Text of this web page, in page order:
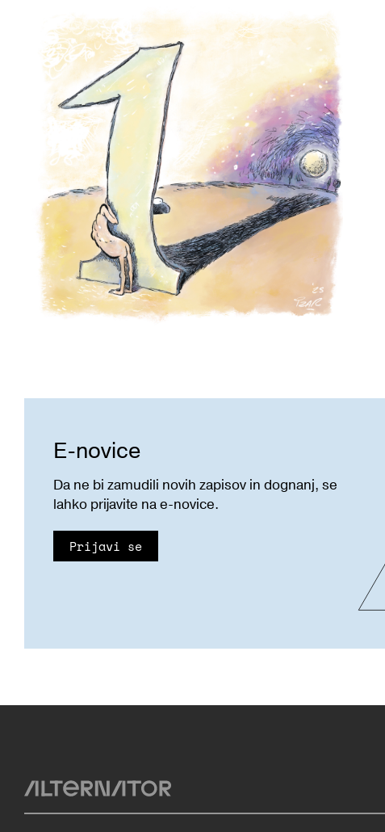
E-novice
Da ne bi zamudili novih zapisov in dognanj, se
lahko prijavite na e-novice.
Prijavi se